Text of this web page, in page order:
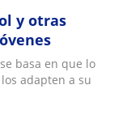
y otras
basa en que lo
adapten a su